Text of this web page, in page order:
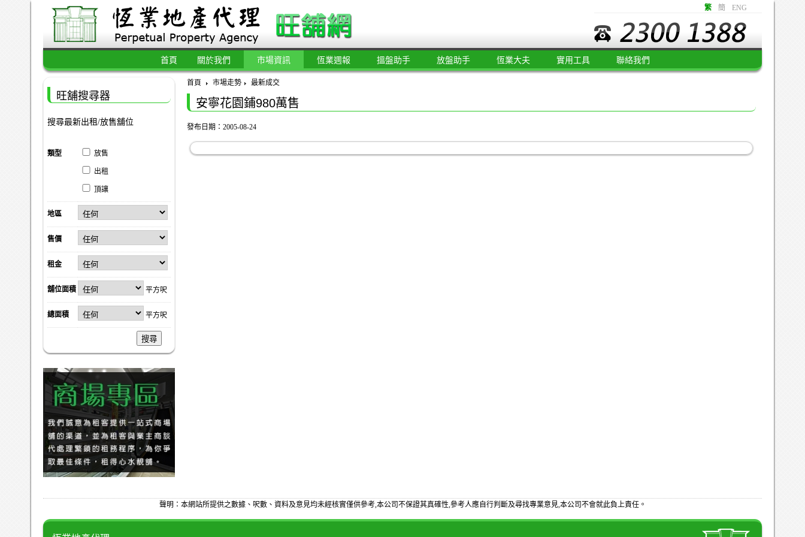
繁 簡 ENG
首頁 關於我們 市場資訊 恆業週報 搵盤助手 放盤助手 恆業大夫 實用工具 聯絡我們
首頁 市場走勢 最新成交
安寧花園鋪980萬售
發布日期：2005-08-24
旺舖搜尋器
搜尋最新出租/放售舖位
類型 放售
出租
頂讓
地區
售價
租金
舖位面積 平方呎
總面積 平方呎
搜尋
聲明：本網站所提供之數據、呎數、資料及意見均未經核實僅供參考,本公司不保證其真確性,參考人應自行判斷及尋找專業意見,本公司不會就此負上責任。